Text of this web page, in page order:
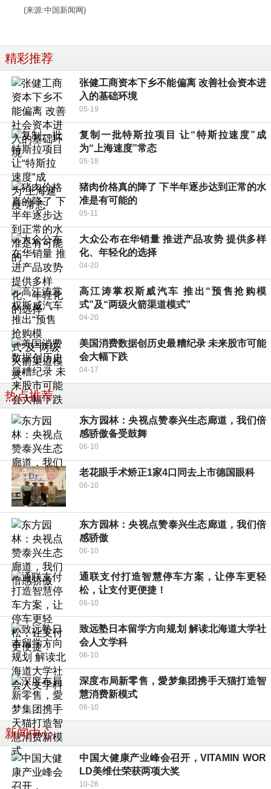
(来源:中国新闻网)
精彩推荐
张健工商资本下乡不能偏离 改善社会资本进
入的基础环境
05-19
复制一批特斯拉项目 让“特斯拉速度”成
为“上海速度”常态
05-18
猪肉价格真的降了 下半年逐步达到正常的水
准是有可能的
05-11
大众公布在华销量 推进产品攻势 提供多样
化、年轻化的选择
04-20
高江涛掌权斯威汽车 推出“预售抢购模
式”及“两级火箭渠道模式”
04-20
美国消费数据创历史最糟纪录 未来股市可能
会大幅下跌
04-17
热点推荐
东方园林：央视点赞泰兴生态廊道，我们倍
感骄傲备受鼓舞
06-10
老花眼手术矫正1家4口同去上市德国眼科
06-10
东方园林：央视点赞泰兴生态廊道，我们倍
感骄傲
06-10
通联支付打造智慧停车方案，让停车更轻
松，让支付更便捷！
06-10
致远塾日本留学方向规划 解读北海道大学社
会人文学科
06-10
深度布局新零售，愛梦集团携手天猫打造智
慧消费新模式
06-10
新闻中心
中国大健康产业峰会召开，VITAMIN WOR
LD美维仕荣获两项大奖
10-26